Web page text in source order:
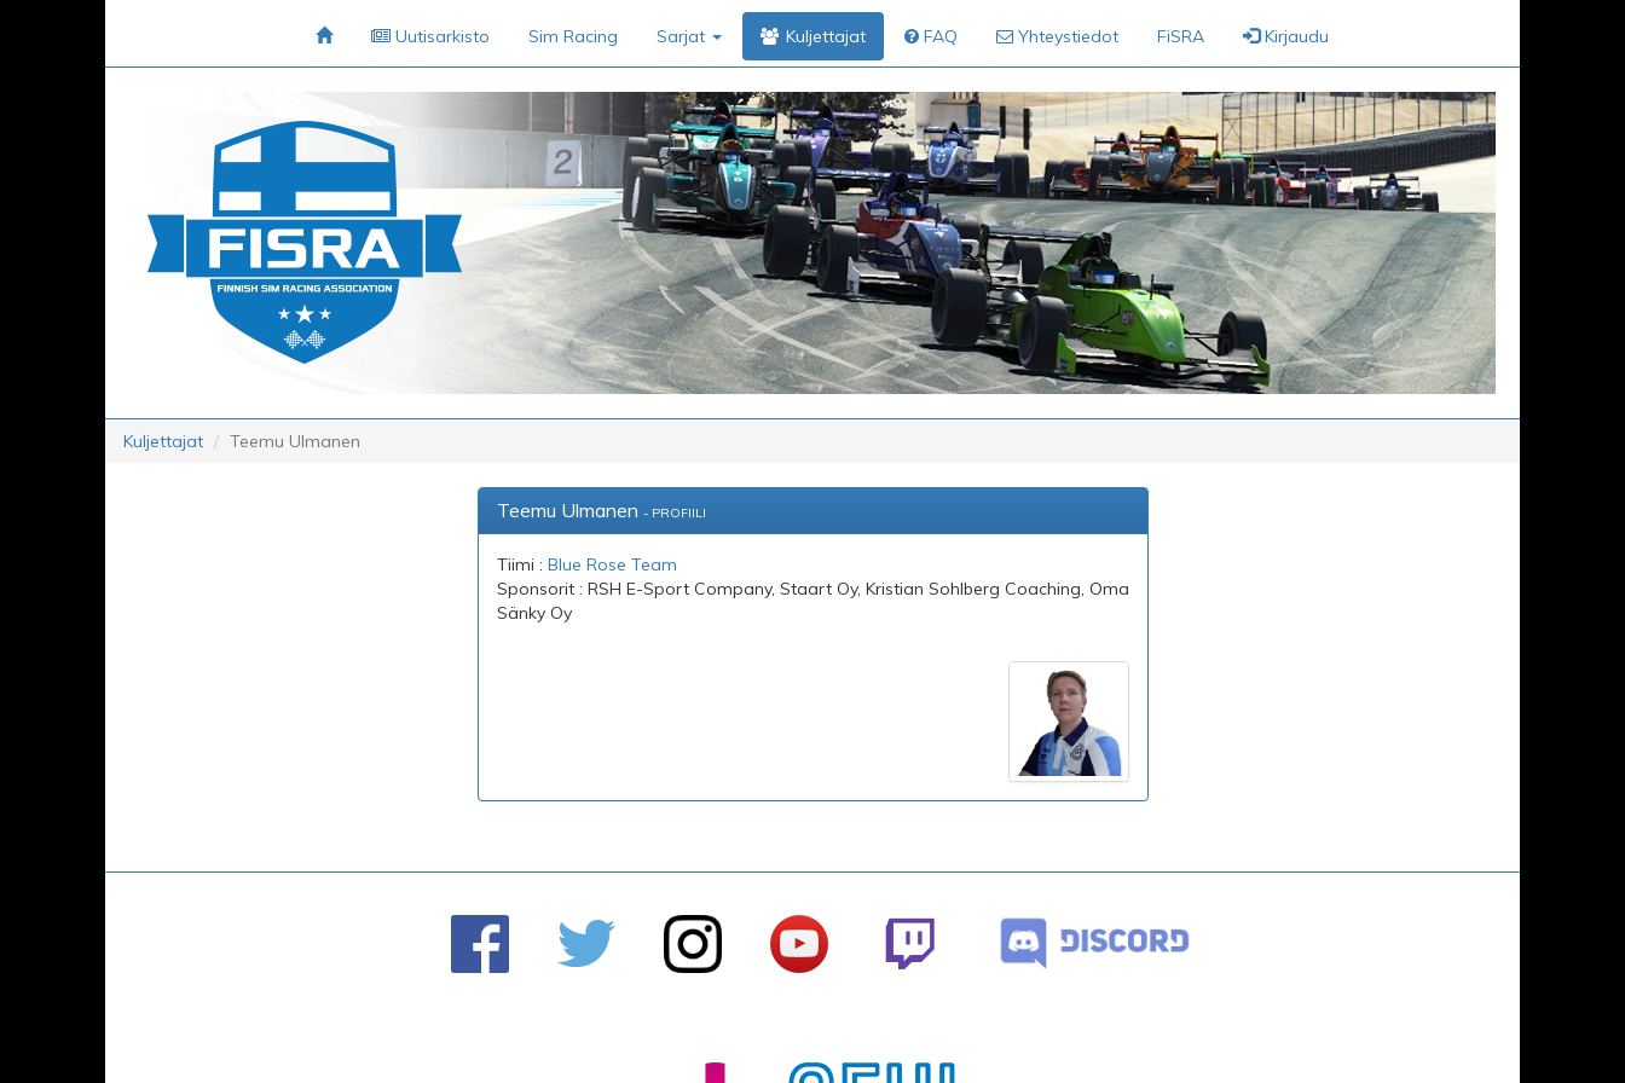
Uutisarkisto Sim Racing Sarjat Kuljettajat FAQ Yhteystiedot FiSRA Kirjaudu
Kuljettajat Teemu Ulmanen
Teemu Ulmanen - PROFIILI
Tiimi : Blue Rose Team
Sponsorit : RSH E-Sport Company, Staart Oy, Kristian Sohlberg Coaching, Oma
Sänky Oy